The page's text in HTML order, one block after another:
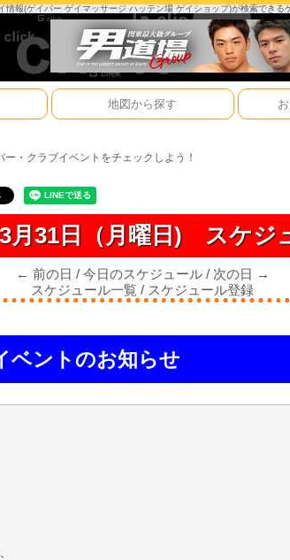
情報(ゲイバー ゲイマッサージ ハッテン場 ゲイショップ)が検索できる
地図から探す
・クラブイベントをチェックしよう！
月31日（月曜日) スケジ
← 前の日 / 今日のスケジュール/ 次の日 →
スケジュール一覧 / スケジュール登録
ベントのお知らせ